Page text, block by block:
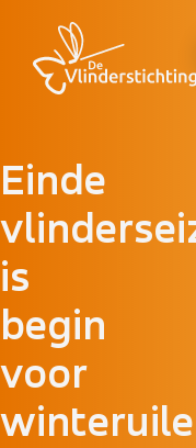
Einde
is
begin
voor